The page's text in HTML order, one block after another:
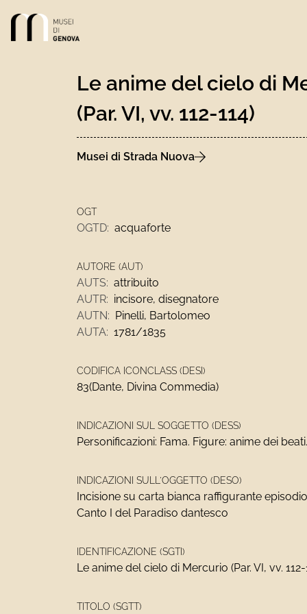
Link alla homepage
Le anime del cielo di
(Par. VI, vv. 112-114)
Musei di Strada Nuova
OGT
OGTD: acquaforte
AUTORE (AUT)
AUTS: attribuito
AUTR: incisore, disegnatore
AUTN: Pinelli, Bartolomeo
AUTA: 1781/1835
CODIFICA ICONCLASS (DESI)
83(Dante, Divina Commedia)
INDICAZIONI SUL SOGGETTO (DESS)
Personificazioni: Fama. Figure: anime dei beati.
INDICAZIONI SULL'OGGETTO (DESO)
Incisione su carta bianca raffigurante
Canto I del Paradiso dantesco
IDENTIFICAZIONE (SGTI)
Le anime del cielo di Mercurio (Par. VI, vv. 112-
TITOLO (SGTT)